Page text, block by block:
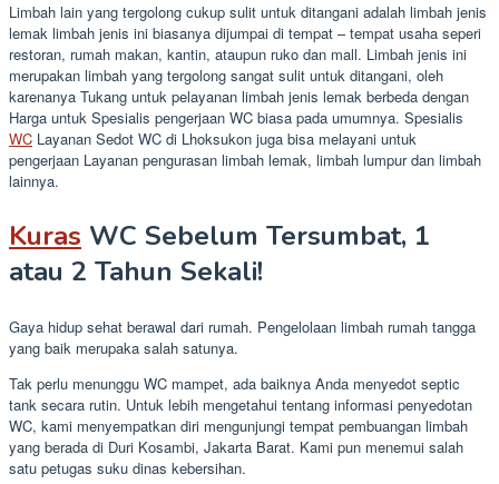
Limbah lain yang tergolong cukup sulit untuk ditangani adalah limbah jenis
lemak limbah jenis ini biasanya dijumpai di tempat – tempat usaha seperi
restoran, rumah makan, kantin, ataupun ruko dan mall. Limbah jenis ini
merupakan limbah yang tergolong sangat sulit untuk ditangani, oleh
karenanya Tukang untuk pelayanan limbah jenis lemak berbeda dengan
Harga untuk Spesialis pengerjaan WC biasa pada umumnya. Spesialis
WC Layanan Sedot WC di Lhoksukon juga bisa melayani untuk
pengerjaan Layanan pengurasan limbah lemak, limbah lumpur dan limbah
lainnya.
Kuras WC Sebelum Tersumbat, 1
atau 2 Tahun Sekali!
Gaya hidup sehat berawal dari rumah. Pengelolaan limbah rumah tangga
yang baik merupaka salah satunya.
Tak perlu menunggu WC mampet, ada baiknya Anda menyedot septic
tank secara rutin. Untuk lebih mengetahui tentang informasi penyedotan
WC, kami menyempatkan diri mengunjungi tempat pembuangan limbah
yang berada di Duri Kosambi, Jakarta Barat. Kami pun menemui salah
satu petugas suku dinas kebersihan.